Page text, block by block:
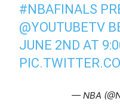
#NBAFINALS
@YOUTUBETV
JUNE 2ND AT
— NBA